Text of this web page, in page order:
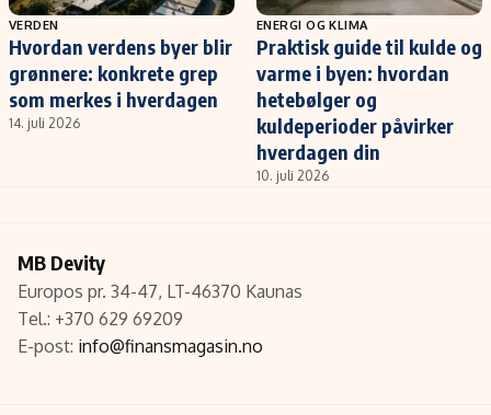
VERDEN
Hvordan verdens byer blir
grønnere: konkrete grep
som merkes i hverdagen
14. juli 2026
ENERGI OG KLIMA
Praktisk guide til kulde og
varme i byen: hvordan
hetebølger og
kuldeperioder påvirker
hverdagen din
10. juli 2026
MB Devity
Europos pr. 34-47, LT-46370 Kaunas
Tel.: +370 629 69209
E-post: info@finansmagasin.no